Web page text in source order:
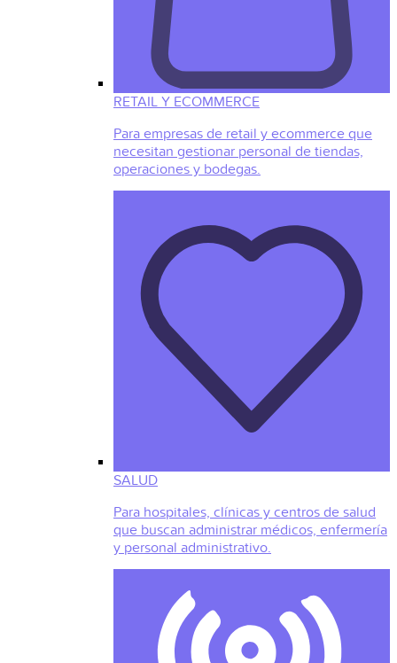
RETAIL Y ECOMMERCE
Para empresas de retail y ecommerce que
necesitan gestionar personal de tiendas,
operaciones y bodegas.
SALUD
Para hospitales, clínicas y centros de salud
que buscan administrar médicos, enfermería
y personal administrativo.